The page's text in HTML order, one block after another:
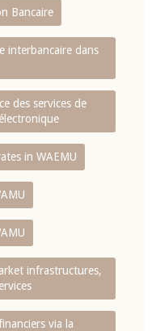
Bancaire
interbancaire dans
des services de
in WAEMU
infrastructures,
via la